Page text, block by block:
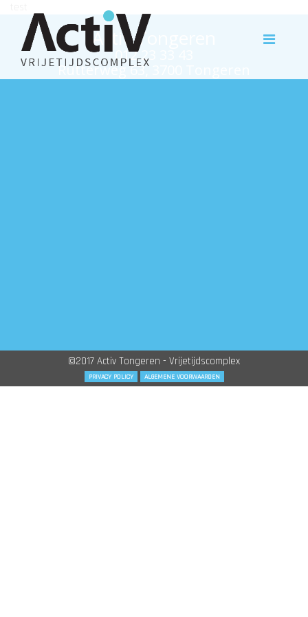
Activ Tongeren
012 23 33 43
Rutterweg 63, 3700 Tongeren
©2017 Activ Tongeren - Vrijetijdscomplex
PRIVACY POLICY ALGEMENE VOORWAARDEN